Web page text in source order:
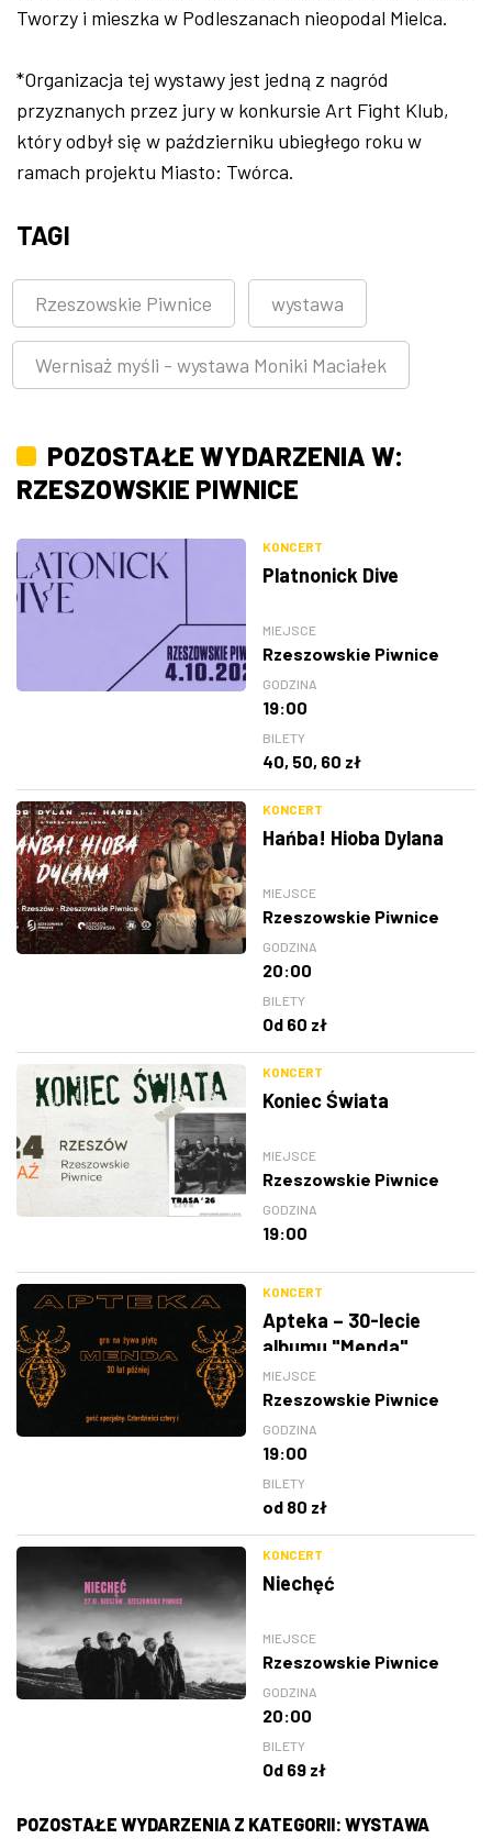
Tworzy i mieszka w Podleszanach nieopodal Mielca.
*Organizacja tej wystawy jest jedną z nagród
przyznanych przez jury w konkursie Art Fight Klub,
który odbył się w październiku ubiegłego roku w
ramach projektu Miasto: Twórca.
TAGI
Rzeszowskie Piwnice wystawa
Wernisaż myśli - wystawa Moniki Maciałek
POZOSTAŁE WYDARZENIA W:
RZESZOWSKIE PIWNICE
KONCERT
Platnonick Dive
MIEJSCE
Rzeszowskie Piwnice
GODZINA
19:00
BILETY
40, 50, 60 zł
KONCERT
Hańba! Hioba Dylana
MIEJSCE
Rzeszowskie Piwnice
GODZINA
20:00
BILETY
Od 60 zł
KONCERT
Koniec Świata
MIEJSCE
Rzeszowskie Piwnice
GODZINA
19:00
KONCERT
Apteka – 30-lecie
albumu "Menda"
MIEJSCE
Rzeszowskie Piwnice
GODZINA
19:00
BILETY
od 80 zł
KONCERT
Niechęć
MIEJSCE
Rzeszowskie Piwnice
GODZINA
20:00
BILETY
Od 69 zł
POZOSTAŁE WYDARZENIA Z KATEGORII: WYSTAWA